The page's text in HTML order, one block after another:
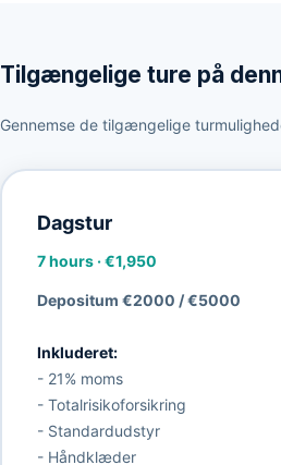
Tilgængelige ture på
Gennemse de tilgængelige
Dagstur
7 hours·€1,950
Depositum €2000 / €5000
Inkluderet:
- 21% moms
- Totalrisikoforsikring
- Standardudstyr
- Håndklæder